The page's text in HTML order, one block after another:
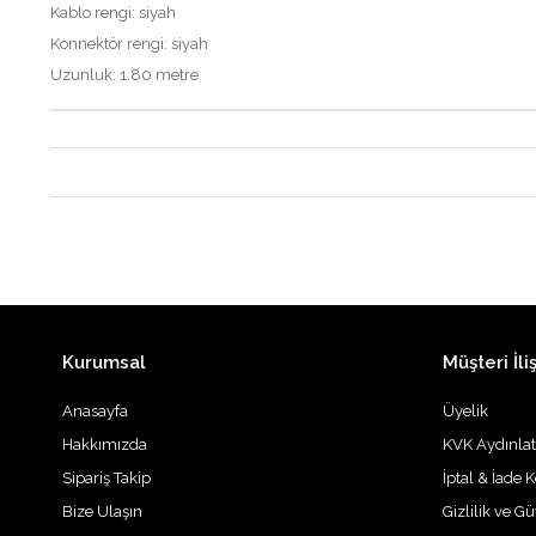
Kablo rengi: siyah
Konnektör rengi: siyah
Uzunluk: 1.80 metre
Kurumsal
Anasayfa
Hakkımızda
Sipariş Takip
Bize Ulaşın
Müşteri
Üyelik
KVK
İptal & İade
Gizlilik ve